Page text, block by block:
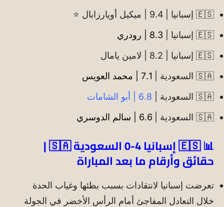
🇪🇸 إسبانيا | 9.4 | ميكيل أويارزابال ⭐️
🇪🇸 إسبانيا |
8.3 | رودري
🇪🇸 إسبانيا | 8.2 | لامين يامال
🇸🇦 السعودية |
7.1 | محمد العويس
🇸🇦 السعودية |
6.8 | أبو الشامات
🇸🇦 السعودية |
6.6 | سالم الدوسري
📊 🇪🇸 إسبانيا 4-0 السعودية 🇸🇦 |
حقائق وأرقام ما بعد المباراة
تعرضت إسبانيا لانتقادات بسبب بطئها وغياب الحدة
خلال التعادل المفاجئ أمام الرأس الأخضر في الجولة